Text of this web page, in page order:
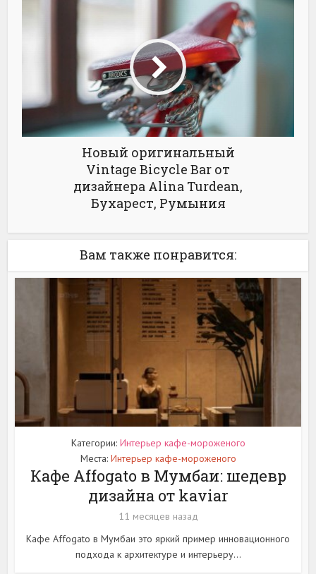
Новый оригинальный
Vintage Bicycle Bar от
дизайнера Alina Turdean,
Бухарест, Румыния
Вам также понравится:
Категории: Интерьер кафе-мороженого
Места: Интерьер кафе-мороженого
Кафе Affogato в Мумбаи: шедевр
дизайна от kaviar
11 месяцев назад
Кафе Affogato в Мумбаи это яркий пример инновационного
подхода к архитектуре и интерьеру...